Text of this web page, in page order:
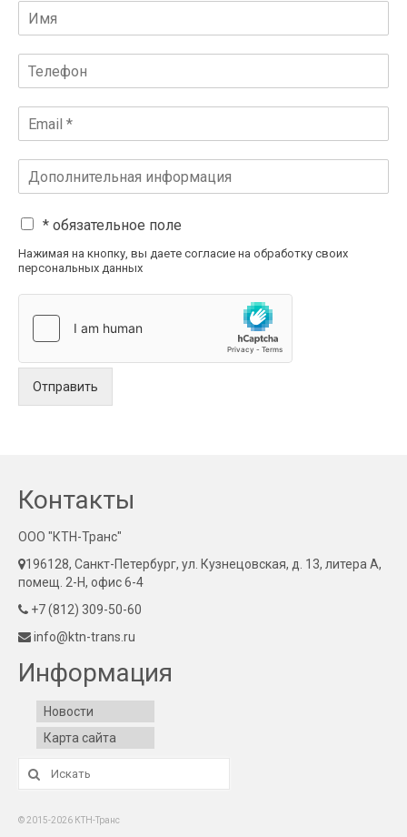
* обязательное поле
Нажимая на кнопку, вы даете согласие на обработку своих
персональных данных
Отправить
Контакты
ООО "КТН-Транс"
196128, Санкт-Петербург, ул. Кузнецовская, д. 13, литера А,
помещ. 2-Н, офис 6-4
+7 (812) 309-50-60
info@ktn-trans.ru
Информация
Новости
Карта сайта
Искать:
© 2015-2026 КТН-Транс